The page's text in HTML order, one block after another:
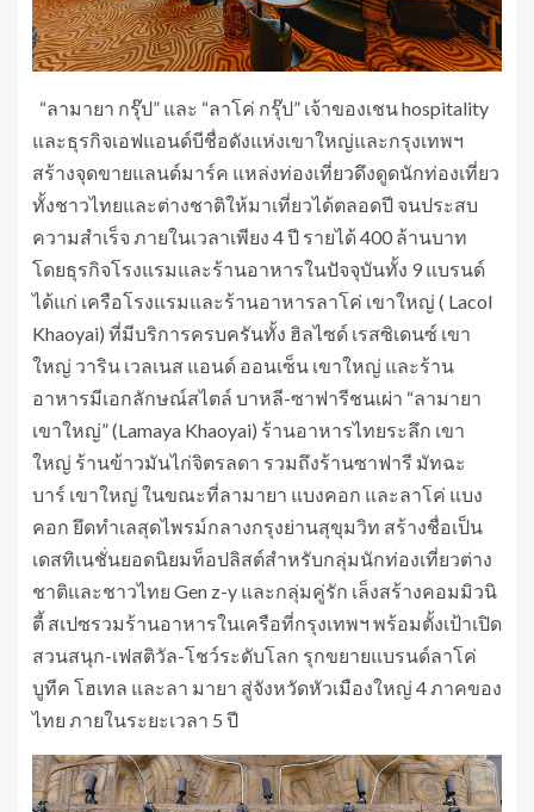
​ ​ “ลามายา กรุ๊ป” และ “ลาโค่ กรุ๊ป” เจ้าของเชน hospitality
และธุรกิจเอฟแอนด์บีชื่อดังแห่งเขาใหญ่และกรุงเทพฯ
สร้างจุดขายแลนด์มาร์ค แหล่งท่องเที่ยวดึงดูดนักท่องเที่ยว
ทั้งชาวไทยและต่างชาติให้มาเที่ยวได้ตลอดปี จนประสบ
ความสำเร็จ ภายในเวลาเพียง 4 ปี รายได้ 400 ล้านบาท
โดยธุรกิจโรงแรมและร้านอาหารในปัจจุบันทั้ง 9 แบรนด์
ได้แก่ เครือโรงแรมและร้านอาหารลาโค่ เขาใหญ่ ( Lacol
Khaoyai) ที่มีบริการครบครันทั้ง ฮิลไซด์ เรสซิเดนซ์ เขา
ใหญ่ วาริน เวลเนส แอนด์ ออนเซ็น เขาใหญ่ และร้าน
อาหารมีเอกลักษณ์สไตล์ บาหลี-ซาฟารีชนเผ่า “ลามายา
เขาใหญ่” (Lamaya Khaoyai) ร้านอาหารไทยระลึก เขา
ใหญ่ ร้านข้าวมันไก่จิตรลดา รวมถึงร้านซาฟารี มัทฉะ
บาร์ เขาใหญ่ ในขณะที่ลามายา แบงคอก และลาโค่ แบง
คอก ยึดทำเลสุดไพรม์กลางกรุงย่านสุขุมวิท สร้างชื่อเป็น
เดสทิเนชั่นยอดนิยมท็อปลิสต์สำหรับกลุ่มนักท่องเที่ยวต่าง
ชาติและชาวไทย Gen z-y และกลุ่มคู่รัก เล็งสร้างคอมมิวนิ
ตี้ สเปซรวมร้านอาหารในเครือที่กรุงเทพฯ พร้อมตั้งเป้าเปิด
สวนสนุก-เฟสติวัล-โชว์ระดับโลก รุกขยายแบรนด์ลาโค่
บูทีค โฮเทล และลา มายา สู่จังหวัดหัวเมืองใหญ่ 4 ภาคของ
ไทย ภายในระยะเวลา 5 ปี